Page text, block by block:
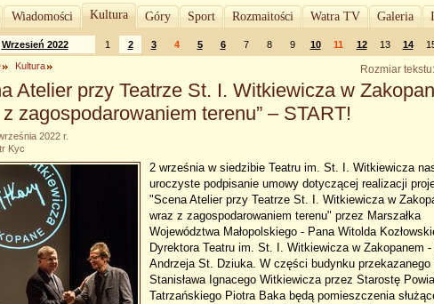
Wiadomości Kultura Góry Sport Rozmaitości Watra TV Galeria
Wrzesień 2022 1 2 3 4 5 6 7 8 9 10 11 12 13 14
Rozmiar tekstu:
Kultura
Atelier przy Teatrze St. I. Witkiewicza w
zagospodarowaniem terenu” – START!
2022 r.
Kyc
2 września w siedzibie Teatru im. St. I. Witkiewicza
uroczyste podpisanie umowy dotyczącej realizacji
"Scena Atelier przy Teatrze St. I. Witkiewicza w
wraz z zagospodarowaniem terenu" przez Marszałka
Województwa Małopolskiego - Pana Witolda
Dyrektora Teatru im. St. I. Witkiewicza w Zakopanem -
Andrzeja St. Dziuka. W części budynku przekazanego
Stanisława Ignacego Witkiewicza przez Starostę
Tatrzańskiego Piotra Baka będą pomieszczenia